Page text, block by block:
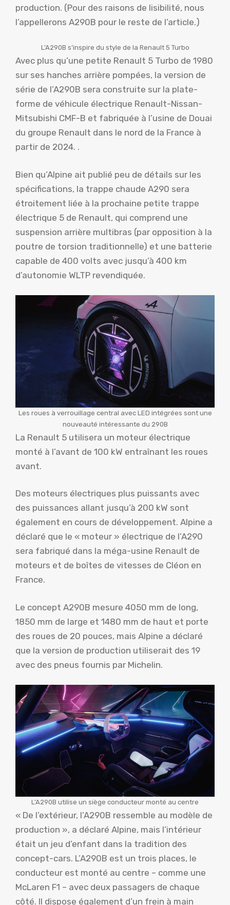
production. (Pour des raisons de lisibilité, nous
l’appellerons A290B pour le reste de l’article.)
L’A290B s’inspire du style de la Renault 5 Turbo
Avec plus qu’une petite Renault 5 Turbo de 1980
sur ses hanches arrière pompées, la version de
série de l’A290B sera construite sur la plate-
forme de véhicule électrique Renault-Nissan-
Mitsubishi CMF-B et fabriquée à l’usine de Douai
du groupe Renault dans le nord de la France à
partir de 2024. .
Bien qu’Alpine ait publié peu de détails sur les
spécifications, la trappe chaude A290 sera
étroitement liée à la prochaine petite trappe
électrique 5 de Renault, qui comprend une
suspension arrière multibras (par opposition à la
poutre de torsion traditionnelle) et une batterie
capable de 400 volts avec jusqu’à 400 km
d’autonomie WLTP revendiquée.
Les roues à verrouillage central avec LED intégrées sont une
nouveauté intéressante du 290B
La Renault 5 utilisera un moteur électrique
monté à l’avant de 100 kW entraînant les roues
avant.
Des moteurs électriques plus puissants avec
des puissances allant jusqu’à 200 kW sont
également en cours de développement. Alpine a
déclaré que le « moteur » électrique de l’A290
sera fabriqué dans la méga-usine Renault de
moteurs et de boîtes de vitesses de Cléon en
France.
Le concept A290B mesure 4050 mm de long,
1850 mm de large et 1480 mm de haut et porte
des roues de 20 pouces, mais Alpine a déclaré
que la version de production utiliserait des 19
avec des pneus fournis par Michelin.
L’A290B utilise un siège conducteur monté au centre
« De l’extérieur, l’A290B ressemble au modèle de
production », a déclaré Alpine, mais l’intérieur
était un jeu d’enfant dans la tradition des
concept-cars. L’A290B est un trois places, le
conducteur est monté au centre – comme une
McLaren F1 – avec deux passagers de chaque
côté. Il dispose également d’un frein à main